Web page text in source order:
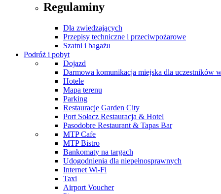
Regulaminy
Dla zwiedzających
Przepisy techniczne i przeciwpożarowe
Szatni i bagażu
Podróż i pobyt
Dojazd
Darmowa komunikacja miejska dla uczestników
Hotele
Mapa terenu
Parking
Restauracje Garden City
Port Sołacz Restauracja & Hotel
Pasodobre Restaurant & Tapas Bar
MTP Cafe
MTP Bistro
Bankomaty na targach
Udogodnienia dla niepełnosprawnych
Internet Wi-Fi
Taxi
Airport Voucher